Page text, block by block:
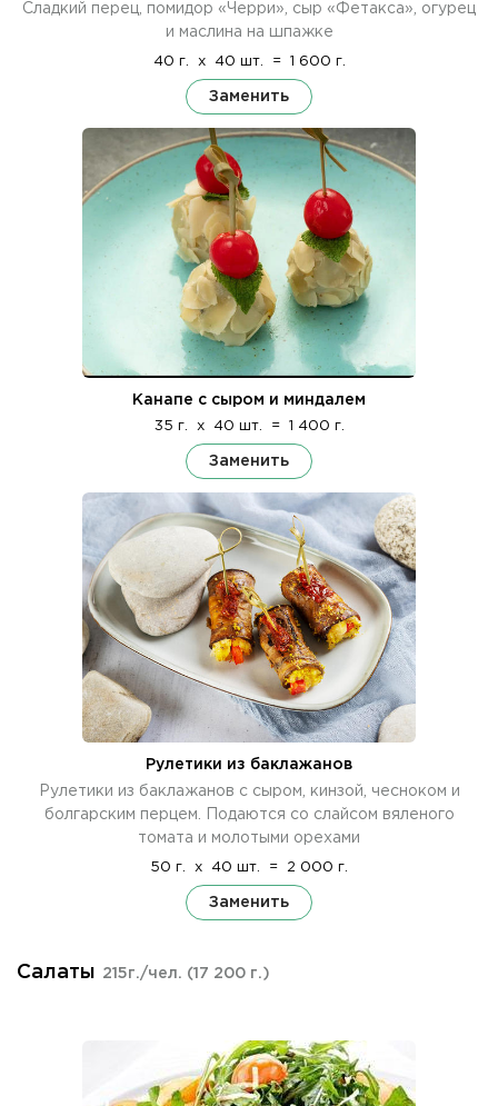
Сладкий перец, помидор «Черри», сыр «Фетакса», огурец
и маслина на шпажке
40 г. x 40 шт. = 1 600 г.
Заменить
Канапе с сыром и миндалем
35 г. x 40 шт. = 1 400 г.
Заменить
Рулетики из баклажанов
Рулетики из баклажанов с сыром, кинзой, чесноком и
болгарским перцем. Подаются со слайсом вяленого
томата и молотыми орехами
50 г. x 40 шт. = 2 000 г.
Заменить
Салаты 215г./чел. (17 200 г.)